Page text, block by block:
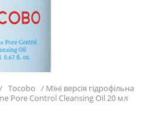
/ Tocobo / Міні версія гідрофільна
Pore Control Cleansing Oil 20 мл